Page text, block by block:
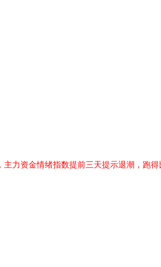
力资金情绪指数提前三天提示退潮，跑